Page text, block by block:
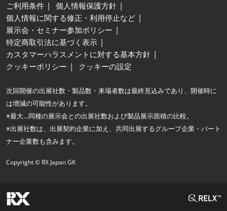
ご利用条件
個人情報保護方針
個人情報に関する修正・利用停止など
展示会・セミナー参加ポリシー
特定商取引法に基づく表示
カスタマーハラスメントに対する基本方針
クッキーポリシー
クッキーの設定
次回開催の出展社数・製品数・来場者数は最終見込みであり、開催時に
は増減の可能性があります。
※最大…同種の展示会との出展社数および製品展示面積の比較。
※出展社数は、出展契約企業に加え、共同出展するグループ企業・パート
ナー企業数も含みます。
Copyright © RX Japan GK